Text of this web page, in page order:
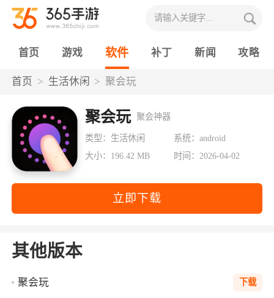
首页 游戏 软件 补丁 新闻 攻略
首页 生活休闲 聚会玩
聚会玩 聚会神器
类型：生活休闲
系统：android
大小：196.42 MB
时间：2026-04-02
立即下载
其他版本
聚会玩 下载